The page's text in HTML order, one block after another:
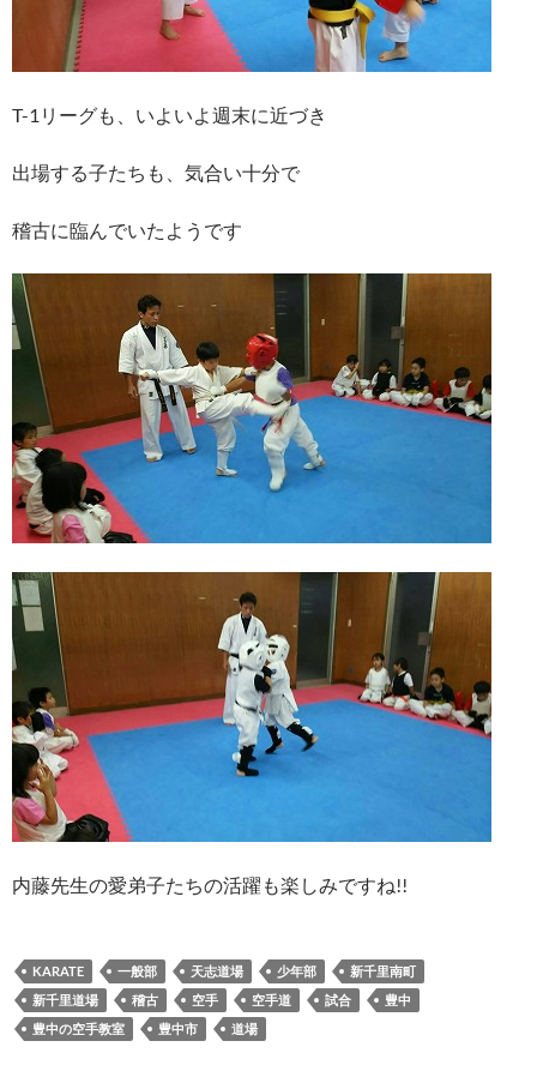
T-1リーグも、いよいよ週末に近づき
出場する子たちも、気合い十分で
稽古に臨んでいたようです
内藤先生の愛弟子たちの活躍も楽しみですね!!
KARATE 一般部 天志道場 少年部
新千里南町
新千里道場
稽古 空手 空手道 試合
豊中
豊中の空手教室
豊中市 道場